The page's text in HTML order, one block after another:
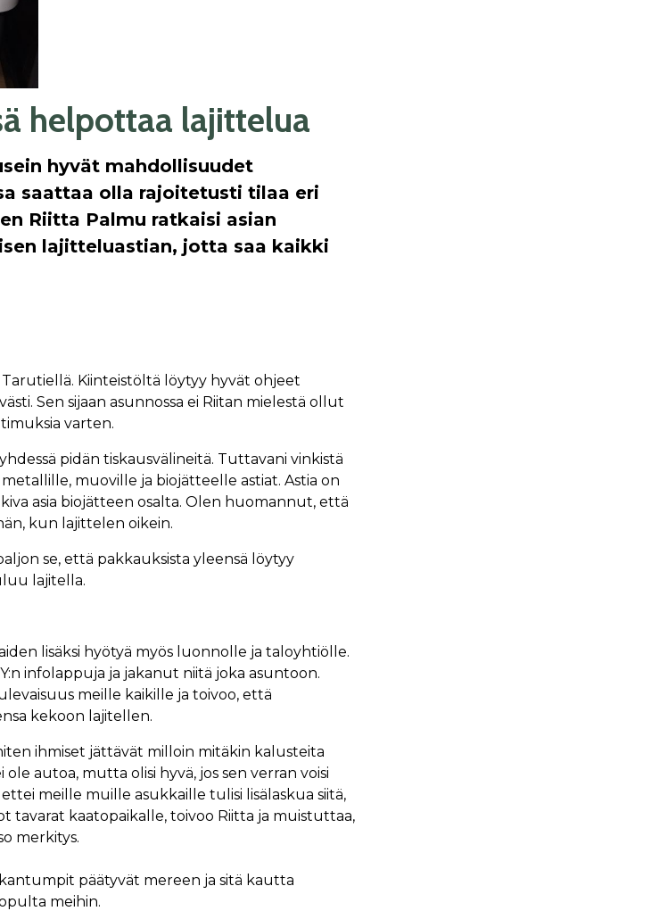
helpottaa lajittelua
hyvät mahdollisuudet
saattaa olla rajoitetusti tilaa eri
Riitta Palmu ratkaisi asian
lajitteluastian, jotta saa kaikki
Kiinteistöltä löytyy hyvät ohjeet
Sen sijaan asunnossa ei Riitan mielestä ollut
varten.
pidän tiskausvälineitä. Tuttavani vinkistä
muoville ja biojätteelle astiat. Astia on
asia biojätteen osalta. Olen huomannut, että
kun lajittelen oikein.
se, että pakkauksista yleensä löytyy
lajitella.
lisäksi hyötyä myös luonnolle ja taloyhtiölle.
infolappuja ja jakanut niitä joka asuntoon.
meille kaikille ja toivoo, että
kekoon lajitellen.
ihmiset jättävät milloin mitäkin kalusteita
autoa, mutta olisi hyvä, jos sen verran voisi
meille muille asukkaille tulisi lisälaskua siitä,
kaatopaikalle, toivoo Riitta ja muistuttaa,
merkitys.
päätyvät mereen ja sitä kautta
meihin.